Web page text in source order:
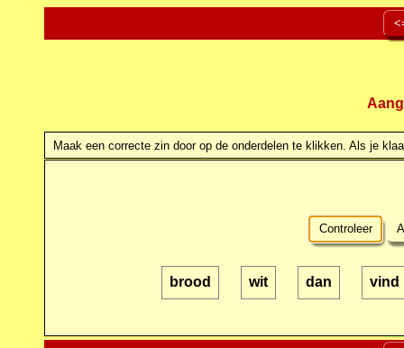
Maak een correcte zin door op de onderdelen te klikken. Als je
Controleer
brood wit dan vind